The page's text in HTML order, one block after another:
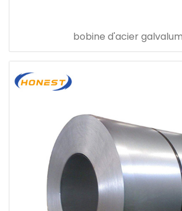
bobine d'acier